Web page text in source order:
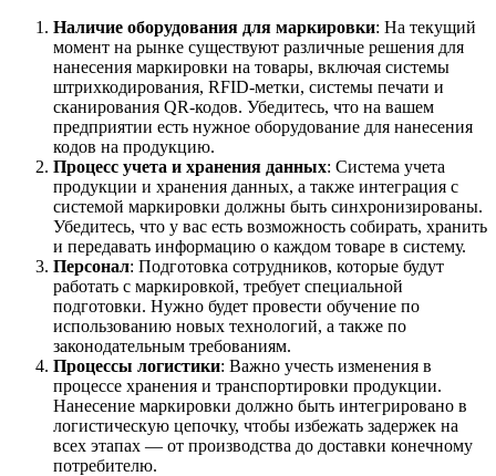
Наличие оборудования для маркировки: На текущий
момент на рынке существуют различные решения для
нанесения маркировки на товары, включая системы
штрихкодирования, RFID-метки, системы печати и
сканирования QR-кодов. Убедитесь, что на вашем
предприятии есть нужное оборудование для нанесения
кодов на продукцию.
Процесс учета и хранения данных: Система учета
продукции и хранения данных, а также интеграция с
системой маркировки должны быть синхронизированы.
Убедитесь, что у вас есть возможность собирать, хранить
и передавать информацию о каждом товаре в систему.
Персонал: Подготовка сотрудников, которые будут
работать с маркировкой, требует специальной
подготовки. Нужно будет провести обучение по
использованию новых технологий, а также по
законодательным требованиям.
Процессы логистики: Важно учесть изменения в
процессе хранения и транспортировки продукции.
Нанесение маркировки должно быть интегрировано в
логистическую цепочку, чтобы избежать задержек на
всех этапах — от производства до доставки конечному
потребителю.